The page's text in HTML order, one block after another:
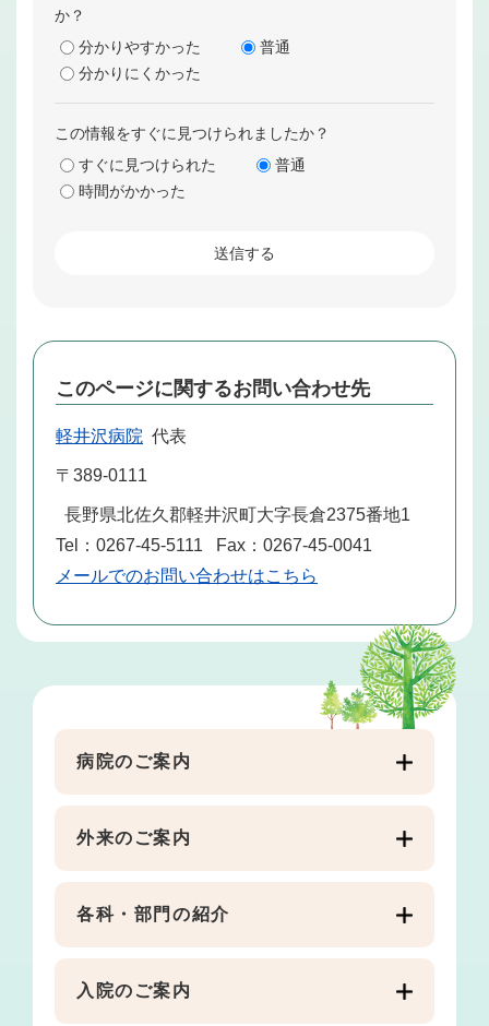
か？
分かりやすかった
普通
分かりにくかった
この情報をすぐに見つけられましたか？
すぐに見つけられた
普通
時間がかかった
このページに関するお問い合わせ先
軽井沢病院 代表
〒389-0111
長野県北佐久郡軽井沢町大字長倉2375番地1
Tel：0267-45-5111
Fax：0267-45-0041
メールでのお問い合わせはこちら
病院のご案内
外来のご案内
各科・部門の紹介
入院のご案内